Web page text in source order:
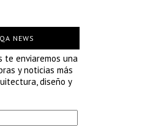
NEWS
te enviaremos una
y noticias más
diseño y